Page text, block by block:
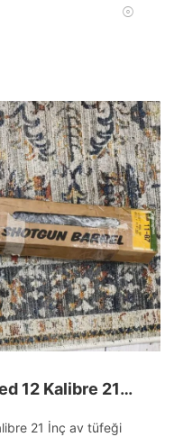
Remington 1187 Full Rifled 12 Kalibre 21 İnç Namlu
21 İnç av tüfeği